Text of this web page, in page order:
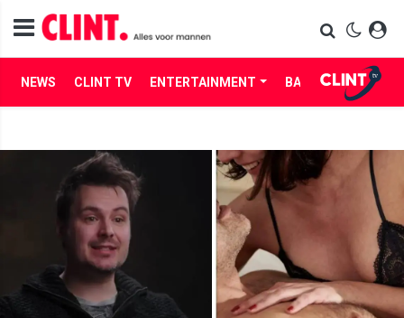
NEWS CLINT TV ENTERTAINMENT BABES LIFE